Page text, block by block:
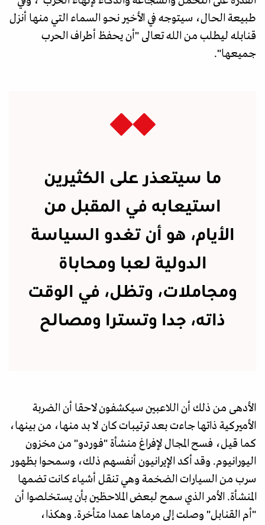
طبيعة الحال، سيتوجه في الأخير نحو السماء التي منها أنزل
قنابله ليطلب من الله تعالى "أن يحفظ أطراف الحرب
جميعها".
ما سيتعذر على الكثيرين
استيعابه في المقبل من
الأيام، هو أن تغدو السياسة
الدولية لعبا ومحاباة
ومجاملات، وتظل، في الوقت
ذاته، جدا وتسترا ومصالح
الأدهى من ذلك أن اللاعبين سيكشفون لاحقا أن الضربة
الأميركية ذاتها جاءت بعد ترتيبات كان لا بد منها، من بينها،
كما قيل، فسح المجال لإفراغ منشأة "فوردو" من مخزون
اليورانيوم. وقد أكد الإيرانيون أنفسهم ذلك، وسمحوا بظهور
سرب من السيارات الضخمة وهي تنقل أشياء كانت تضمها
المنشأة. الأمر الذي سمح لبعض الملاحظين بأن يستخلصوا أن
"أم القنابل" وصلت إلى مرماها عمدا متأخرة. وهكذا،